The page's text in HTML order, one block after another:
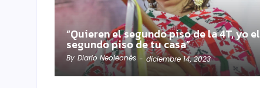
“Quieren el segundo piso de la 4T, yo el
segundo piso de tu casa”
By Diario Neoleonés - diciembre 14, 2023